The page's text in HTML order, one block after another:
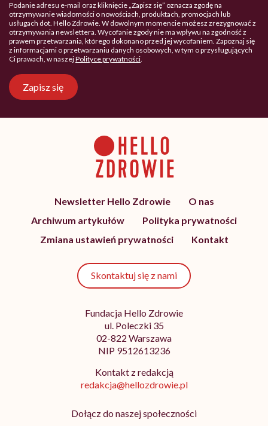
Podanie adresu e-mail oraz kliknięcie „Zapisz się” oznacza zgodę na
otrzymywanie wiadomości o nowościach, produktach, promocjach lub
usługach dot. Hello Zdrowie. W dowolnym momencie możesz zrezygnować z
otrzymywania newslettera. Wycofanie zgody nie ma wpływu na zgodność z
prawem przetwarzania, którego dokonano przed jej wycofaniem. Zapoznaj się
z informacjami o przetwarzaniu danych osobowych, w tym o przysługujących
Ci prawach, w naszejPolityce prywatności.
Zapisz się
Newsletter Hello Zdrowie
O nas
Archiwum artykułów
Polityka prywatności
Zmiana ustawień prywatności
Kontakt
Skontaktuj się z nami
Fundacja Hello Zdrowie
ul. Poleczki 35
02-822 Warszawa
NIP 9512613236
Kontakt z redakcją
redakcja@hellozdrowie.pl
Dołącz do naszej społeczności